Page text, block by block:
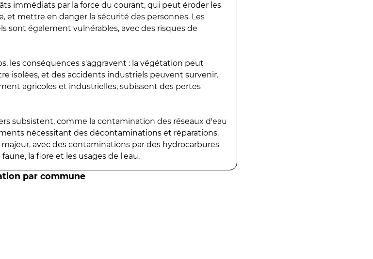
immédiats par la force du courant, qui peut éroder les
et mettre en danger la sécurité des personnes. Les
sont également vulnérables, avec des risques de
les conséquences s'aggravent : la végétation peut
isolées, et des accidents industriels peuvent survenir.
agricoles et industrielles, subissent des pertes
subsistent, comme la contamination des réseaux d'eau
nécessitant des décontaminations et réparations.
avec des contaminations par des hydrocarbures
la flore et les usages de l'eau.
par commune